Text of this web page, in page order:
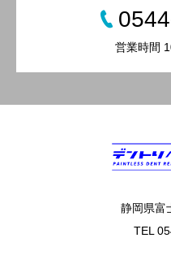
営業時間
静岡県富
TEL